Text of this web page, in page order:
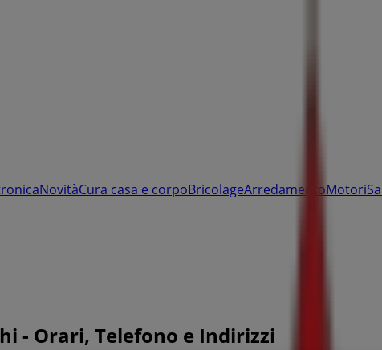
NovitàCura casa e corpoBricolageArredamentoMotori
- Orari, Telefono e Indirizzi